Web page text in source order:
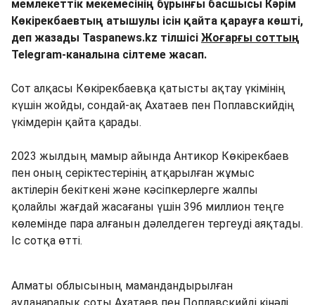
мемлекеттік мекемесінің бұрынғы басшысы Кәрім
Көкірекбаевтың атышулы ісін қайта қарауға көшті,
деп жазады Taspanews.kz тілшісі Жоғарғы соттың
Telegram-каналына сілтеме жасап.
Сот алқасы Көкірекбаевқа қатысты ақтау үкімінің
күшін жойды, сондай-ақ Ахатаев пен Поплавскийдің
үкімдерін қайта қарады.
2023 жылдың мамыр айында Антикор Көкірекбаев
пен оның серіктестерінің атқарылған жұмыс
актілерін бекіткені және кәсіпкерлерге жалпы
қолайлы жағдай жасағаны үшін 396 миллион теңге
көлемінде пара алғанын дәлелдеген тергеуді аяқтады.
Іс сотқа өтті.
Алматы облысының мамандандырылған